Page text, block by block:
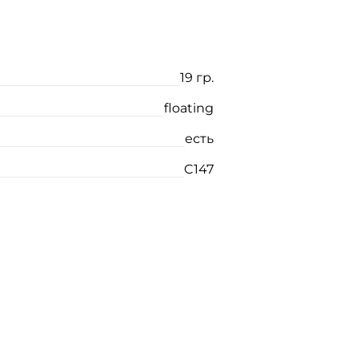
19 гр.
floating
есть
C147